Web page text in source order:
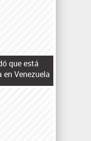
que está
Venezuela